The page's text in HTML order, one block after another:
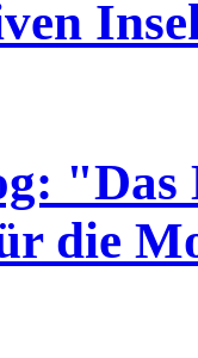
"Das
die